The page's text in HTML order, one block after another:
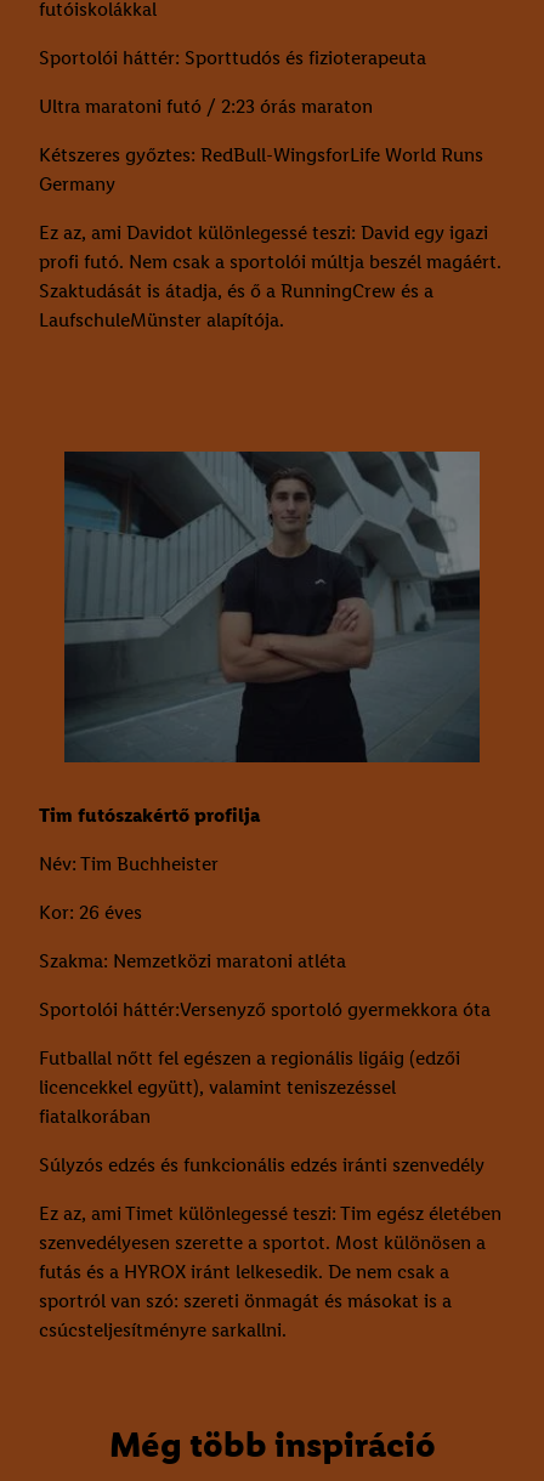
futóiskolákkal
Sportolói háttér: Sporttudós és fizioterapeuta
Ultra maratoni futó / 2:23 órás maraton
Kétszeres győztes: RedBull-WingsforLife World Runs
Germany
Ez az, ami Davidot különlegessé teszi: David egy igazi
profi futó. Nem csak a sportolói múltja beszél magáért.
Szaktudását is átadja, és ő a RunningCrew és a
LaufschuleMünster alapítója.
Tim futószakértő profilja
Név: Tim Buchheister
Kor: 26 éves
Szakma: Nemzetközi maratoni atléta
Sportolói háttér:Versenyző sportoló gyermekkora óta
Futballal nőtt fel egészen a regionális ligáig (edzői
licencekkel együtt), valamint teniszezéssel
fiatalkorában
Súlyzós edzés és funkcionális edzés iránti szenvedély
Ez az, ami Timet különlegessé teszi: Tim egész életében
szenvedélyesen szerette a sportot. Most különösen a
futás és a HYROX iránt lelkesedik. De nem csak a
sportról van szó: szereti önmagát és másokat is a
csúcsteljesítményre sarkallni.
Még több inspiráció